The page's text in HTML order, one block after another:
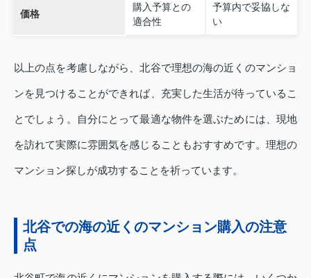
価格
購入予算との
適合性
予算内で妥協しな
い
以上の点を考慮しながら、北谷で理想の海の近くのマンショ
ンを見つけることができれば、充実した生活が待っているこ
とでしょう。自分にとって最適な物件を選ぶためには、現地
を訪れて実際に雰囲気を感じることもおすすめです。理想の
マンション探しが成功することを祈っています。
北谷での海の近くのマンション購入の注意
点